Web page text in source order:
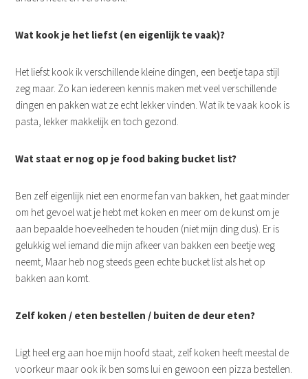
Wat kook je het liefst (en eigenlijk te vaak)?
Het liefst kook ik verschillende kleine dingen, een beetje tapa stijl
zeg maar. Zo kan iedereen kennis maken met veel verschillende
dingen en pakken wat ze echt lekker vinden. Wat ik te vaak kook is
pasta, lekker makkelijk en toch gezond.
Wat staat er nog op je food baking bucket list?
Ben zelf eigenlijk niet een enorme fan van bakken, het gaat minder
om het gevoel wat je hebt met koken en meer om de kunst om je
aan bepaalde hoeveelheden te houden (niet mijn ding dus). Er is
gelukkig wel iemand die mijn afkeer van bakken een beetje weg
neemt, Maar heb nog steeds geen echte bucket list als het op
bakken aan komt.
Zelf koken / eten bestellen / buiten de deur eten?
Ligt heel erg aan hoe mijn hoofd staat, zelf koken heeft meestal de
voorkeur maar ook ik ben soms lui en gewoon een pizza bestellen.